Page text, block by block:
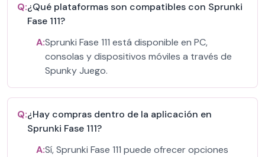
Q:¿Qué plataformas son compatibles con Sprunki
Fase 111?
A:Sprunki Fase 111 está disponible en PC,
consolas y dispositivos móviles a través de
Spunky Juego.
Q:¿Hay compras dentro de la aplicación en
Sprunki Fase 111?
A:Sí, Sprunki Fase 111 puede ofrecer opciones